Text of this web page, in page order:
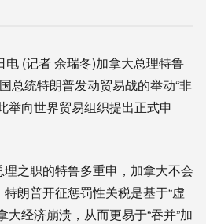
(记者 余瑞冬)加拿大总理特鲁
总统特朗普发动贸易战的举动“非
举向世界贸易组织提出正式申
之职的特鲁多重申，加拿大不会
朗普开征惩罚性关税是基于“虚
大经济崩溃，从而更易于“吞并”加